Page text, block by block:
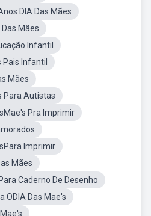
DIA Das Mães
Mães
Infantil
Pais Infantil
Mães
Para Autistas
Pra Imprimir
Imprimir
Mães
Caderno De Desenho
ODIA Das Mae's